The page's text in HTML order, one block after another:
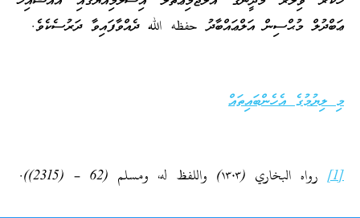
ޢަބްދުލް މުޙްސިން އަލްޢައްބާދު حفظه الله ދެއްވާފައިވާ ދަރުސެކެވެ.
މި ލިޔުމުގެ އެހެންބައިތައް
[1] رواه البخاري (١٣٠٣) واللفظ له، ومسلم (62 – (2315)).